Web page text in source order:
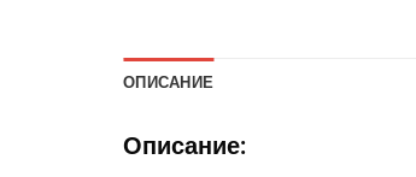
ОПИСАНИЕ
Описание: